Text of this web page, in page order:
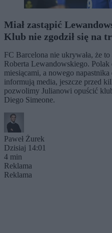
Miał zastąpić
Klub nie zgodził się na
FC Barcelona nie ukrywała, że
Roberta Lewandowskiego. Polak
miesiącami, a nowego
informują media, jeszcze przed
pozwolimy Julianowi opuścić
Diego Simeone.
Paweł Żurek
Dzisiaj 14:01
4 min
Reklama
Reklama